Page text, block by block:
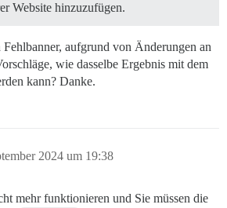
Website hinzuzufügen.
aufgrund von Änderungen an
wie dasselbe Ergebnis mit dem
kann? Danke.
2024 um 19:38
mehr funktionieren und Sie müssen die